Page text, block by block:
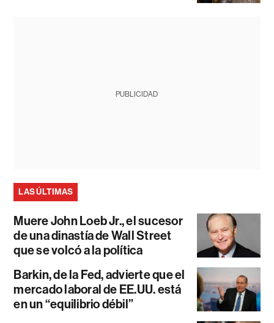
PUBLICIDAD
LAS ÚLTIMAS
Muere John Loeb Jr., el sucesor
de una dinastía de Wall Street
que se volcó a la política
Barkin, de la Fed, advierte que el
mercado laboral de EE.UU. está
en un “equilibrio débil”